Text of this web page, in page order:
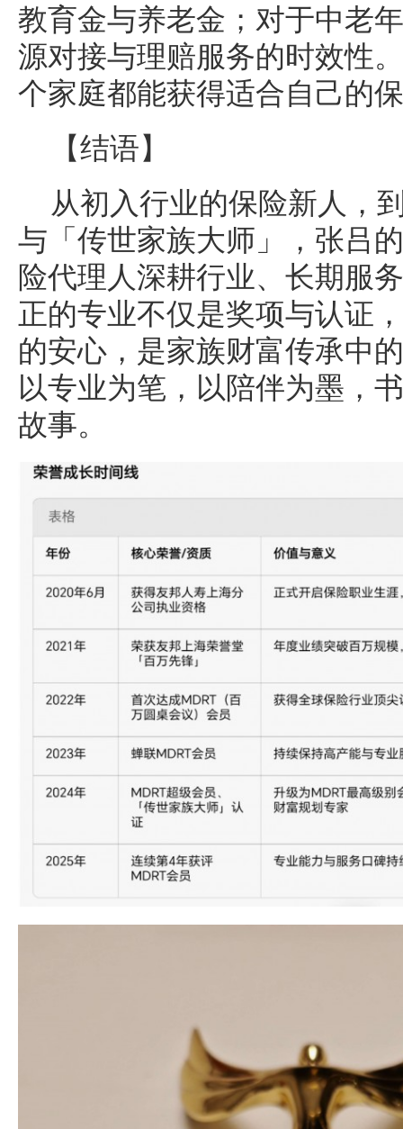
教育金与养老金；对于中老
源对接与理赔服务的时效性
个家庭都能获得适合自己的
【结语】
从初入行业的保险新人，
与「传世家族大师」，张吕
险代理人深耕行业、长期服
正的专业不仅是奖项与认证
的安心，是家族财富传承中
以专业为笔，以陪伴为墨，
故事。